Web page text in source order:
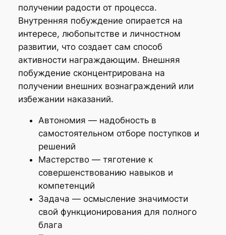
получении радости от процесса.
Внутренняя побуждение опирается на
интересе, любопытстве и личностном
развитии, что создает сам способ
активности награждающим. Внешняя
побуждение сконцентрирована на
получении внешних вознаграждений или
избежании наказаний.
Автономия — надобность в
самостоятельном отборе поступков и
решений
Мастерство — тяготение к
совершенствованию навыков и
компетенций
Задача — осмысление значимости
свой функционирования для полного
блага